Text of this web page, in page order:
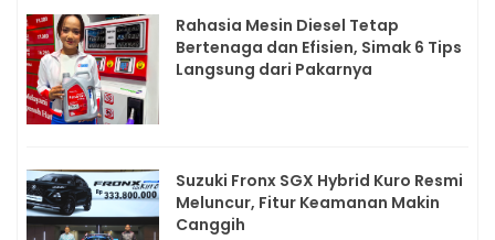
Rahasia Mesin Diesel Tetap
Bertenaga dan Efisien, Simak 6 Tips
Langsung dari Pakarnya
Suzuki Fronx SGX Hybrid Kuro Resmi
Meluncur, Fitur Keamanan Makin
Canggih